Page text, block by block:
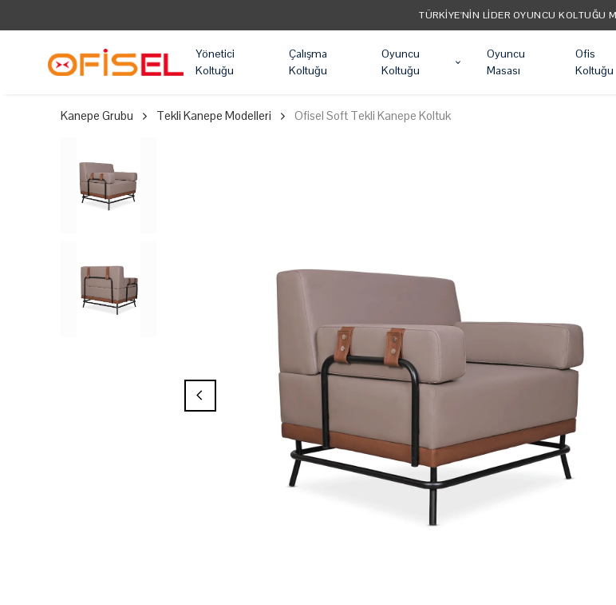
TÜM ÜRÜNLER ÜCRETSIZ KARGO
Yönetici
Koltuğu
Çalışma
Koltuğu
Oyuncu
Koltuğu
Oyuncu
Masası
Ofis
Koltuğu
Kanepe Grubu Tekli Kanepe Modelleri Ofisel Soft Tekli Kanepe Koltuk